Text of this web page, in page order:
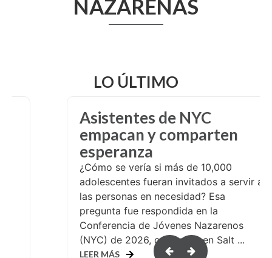
NAZARENAS
LO ÚLTIMO
De Chile a Suiza: llamado a
servir
A la edad de 24 años, el pastor Miguel
Arriagada tenía un llamado a servir a
dondequiera que Dios lo enviara. Sus
primeros años de servicio fueron en su
iglesia local, en el norte de Chile. En
2007...
LEER MÁS